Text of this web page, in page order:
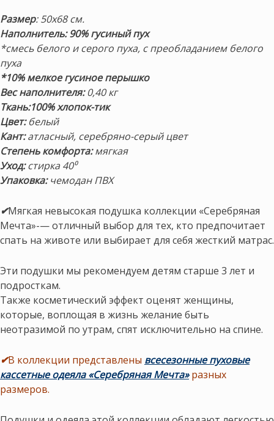
Размер: 50х68 см.
Наполнитель: 90% гусиный пух
*смесь белого и серого пуха, с преобладанием белого
пуха
*10% мелкое гусиное перышко
Вес наполнителя:0,40 кг
Ткань:100% хлопок-тик
Цвет:белый
Кант:атласный, серебряно-серый цвет
Степень комфорта:мягкая
Уход:стирка 40⁰
Упаковка:чемодан ПВХ
✔Мягкая невысокая подушка коллекции «Серебряная
Мечта»-— отличный выбор для тех, кто предпочитает
спать на животе или выбирает для себя жесткий матрас.
Эти подушки мы рекомендуем детям старше 3 лет и
подросткам.
Также косметический эффект оценят женщины,
которые, воплощая в жизнь желание быть
неотразимой по утрам, спят исключительно на спине.
✔В коллекции представлены всесезонные пуховые
кассетные одеяла «Серебряная Мечта» разных
размеров.